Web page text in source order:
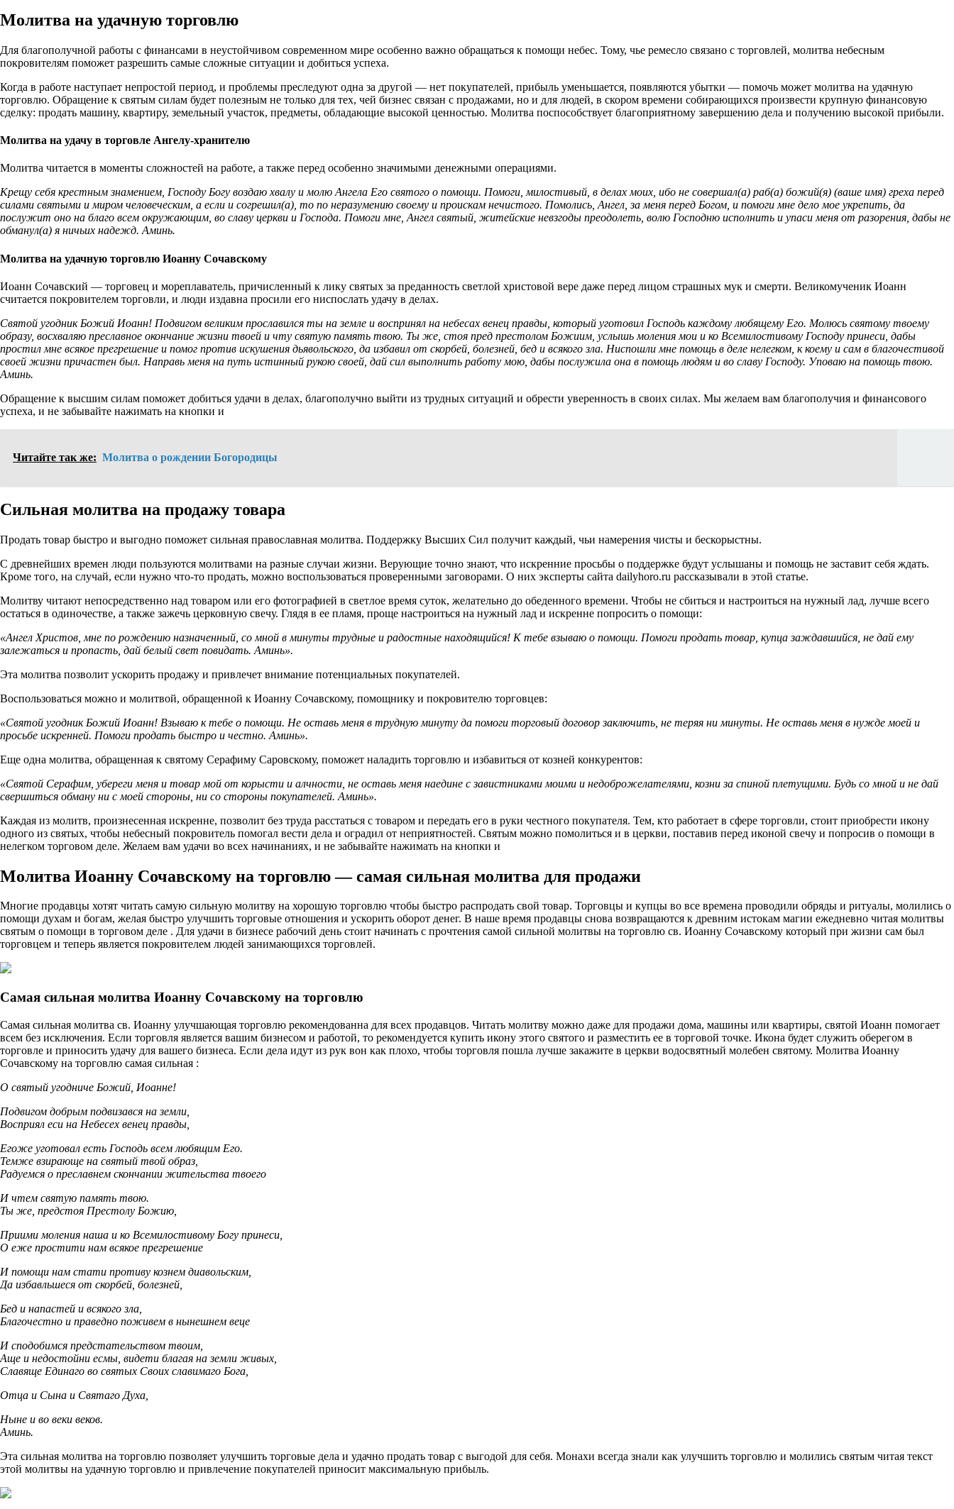
Молитва на удачную торговлю
Для благополучной работы с финансами в неустойчивом современном мире особенно важно обращаться к помощи небес. Тому, чье ремесло связано с торговлей, молитва небесным
покровителям поможет разрешить самые сложные ситуации и добиться успеха.
Когда в работе наступает непростой период, и проблемы преследуют одна за другой — нет покупателей, прибыль уменьшается, появляются убытки — помочь может молитва на удачную
торговлю. Обращение к святым силам будет полезным не только для тех, чей бизнес связан с продажами, но и для людей, в скором времени собирающихся произвести крупную финансовую
сделку: продать машину, квартиру, земельный участок, предметы, обладающие высокой ценностью. Молитва поспособствует благоприятному завершению дела и получению высокой прибыли.
Молитва на удачу в торговле Ангелу-хранителю
Молитва читается в моменты сложностей на работе, а также перед особенно значимыми денежными операциями.
Крещу себя крестным знамением, Господу Богу воздаю хвалу и молю Ангела Его святого о помощи. Помоги, милостивый, в делах моих, ибо не совершал(а) раб(а) божий(я) (ваше имя) греха перед
силами святыми и миром человеческим, а если и согрешил(а), то по неразумению своему и проискам нечистого. Помолись, Ангел, за меня перед Богом, и помоги мне дело мое укрепить, да
послужит оно на благо всем окружающим, во славу церкви и Господа. Помоги мне, Ангел святый, житейские невзгоды преодолеть, волю Господню исполнить и упаси меня от разорения, дабы не
обманул(а) я ничьих надежд. Аминь.
Молитва на удачную торговлю Иоанну Сочавскому
Иоанн Сочавский — торговец и мореплаватель, причисленный к лику святых за преданность светлой христовой вере даже перед лицом страшных мук и смерти. Великомученик Иоанн
считается покровителем торговли, и люди издавна просили его ниспослать удачу в делах.
Святой угодник Божий Иоанн! Подвигом великим прославился ты на земле и воспринял на небесах венец правды, который уготовил Господь каждому любящему Его. Молюсь святому твоему
образу, восхваляю преславное окончание жизни твоей и чту святую память твою. Ты же, стоя пред престолом Божиим, услышь моления мои и ко Всемилостивому Господу принеси, дабы
простил мне всякое прегрешение и помог против искушения дьявольского, да избавил от скорбей, болезней, бед и всякого зла. Ниспошли мне помощь в деле нелегком, к коему и сам в благочестивой
своей жизни причастен был. Направь меня на путь истинный рукою своей, дай сил выполнить работу мою, дабы послужила она в помощь людям и во славу Господу. Уповаю на помощь твою.
Аминь.
Обращение к высшим силам поможет добиться удачи в делах, благополучно выйти из трудных ситуаций и обрести уверенность в своих силах. Мы желаем вам благополучия и финансового
успеха, и не забывайте нажимать на кнопки и
Читайте так же: Молитва о рождении Богородицы
Сильная молитва на продажу товара
Продать товар быстро и выгодно поможет сильная православная молитва. Поддержку Высших Сил получит каждый, чьи намерения чисты и бескорыстны.
С древнейших времен люди пользуются молитвами на разные случаи жизни. Верующие точно знают, что искренние просьбы о поддержке будут услышаны и помощь не заставит себя ждать.
Кроме того, на случай, если нужно что-то продать, можно воспользоваться проверенными заговорами. О них эксперты сайта dailyhoro.ru рассказывали в этой статье.
Молитву читают непосредственно над товаром или его фотографией в светлое время суток, желательно до обеденного времени. Чтобы не сбиться и настроиться на нужный лад, лучше всего
остаться в одиночестве, а также зажечь церковную свечу. Глядя в ее пламя, проще настроиться на нужный лад и искренне попросить о помощи:
«Ангел Христов, мне по рождению назначенный, со мной в минуты трудные и радостные находящийся! К тебе взываю о помощи. Помоги продать товар, купца заждавшийся, не дай ему
залежаться и пропасть, дай белый свет повидать. Аминь».
Эта молитва позволит ускорить продажу и привлечет внимание потенциальных покупателей.
Воспользоваться можно и молитвой, обращенной к Иоанну Сочавскому, помощнику и покровителю торговцев:
«Святой угодник Божий Иоанн! Взываю к тебе о помощи. Не оставь меня в трудную минуту да помоги торговый договор заключить, не теряя ни минуты. Не оставь меня в нужде моей и
просьбе искренней. Помоги продать быстро и честно. Аминь».
Еще одна молитва, обращенная к святому Серафиму Саровскому, поможет наладить торговлю и избавиться от козней конкурентов:
«Святой Серафим, убереги меня и товар мой от корысти и алчности, не оставь меня наедине с завистниками моими и недоброжелателями, козни за спиной плетущими. Будь со мной и не дай
свершиться обману ни с моей стороны, ни со стороны покупателей. Аминь».
Каждая из молитв, произнесенная искренне, позволит без труда расстаться с товаром и передать его в руки честного покупателя. Тем, кто работает в сфере торговли, стоит приобрести икону
одного из святых, чтобы небесный покровитель помогал вести дела и оградил от неприятностей. Святым можно помолиться и в церкви, поставив перед иконой свечу и попросив о помощи в
нелегком торговом деле. Желаем вам удачи во всех начинаниях, и не забывайте нажимать на кнопки и
Молитва Иоанну Сочавскому на торговлю — самая сильная молитва для продажи
Многие продавцы хотят читать самую сильную молитву на хорошую торговлю чтобы быстро распродать свой товар. Торговцы и купцы во все времена проводили обряды и ритуалы, молились о
помощи духам и богам, желая быстро улучшить торговые отношения и ускорить оборот денег. В наше время продавцы снова возвращаются к древним истокам магии ежедневно читая молитвы
святым о помощи в торговом деле . Для удачи в бизнесе рабочий день стоит начинать с прочтения самой сильной молитвы на торговлю св. Иоанну Сочавскому который при жизни сам был
торговцем и теперь является покровителем людей занимающихся торговлей.
Самая сильная молитва Иоанну Сочавскому на торговлю
Самая сильная молитва св. Иоанну улучшающая торговлю рекомендованна для всех продавцов. Читать молитву можно даже для продажи дома, машины или квартиры, святой Иоанн помогает
всем без исключения. Если торговля является вашим бизнесом и работой, то рекомендуется купить икону этого святого и разместить ее в торговой точке. Икона будет служить оберегом в
торговле и приносить удачу для вашего бизнеса. Если дела идут из рук вон как плохо, чтобы торговля пошла лучше закажите в церкви водосвятный молебен святому. Молитва Иоанну
Сочавскому на торговлю самая сильная :
О святый угодниче Божий, Иоанне!
Подвигом добрым подвизався на земли,
Восприял еси на Небесех венец правды,
Егоже уготовал есть Господь всем любящим Его.
Темже взирающе на святый твой образ,
Радуемся о преславнем скончании жительства твоего
И чтем святую память твою.
Ты же, предстоя Престолу Божию,
Приими моления наша и ко Всемилостивому Богу принеси,
О еже простити нам всякое прегрешение
И помощи нам стати противу кознем диавольским,
Да избавльшеся от скорбей, болезней,
Бед и напастей и всякого зла,
Благочестно и праведно поживем в нынешнем веце
И сподобимся предстательством твоим,
Аще и недостойни есмы, видети благая на земли живых,
Славяще Единаго во святых Своих славимаго Бога,
Отца и Сына и Святаго Духа,
Ныне и во веки веков.
Аминь.
Эта сильная молитва на торговлю позволяет улучшить торговые дела и удачно продать товар с выгодой для себя. Монахи всегда знали как улучшить торговлю и молились святым читая текст
этой молитвы на удачную торговлю и привлечение покупателей приносит максимальную прибыль.